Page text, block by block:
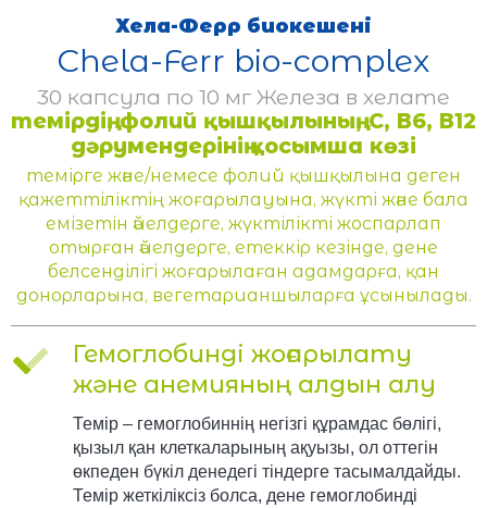
Хела-Ферр биокешені
Chela-Ferr bio-complex
30 капсула по 10 мг Железа в хелате
темірдің, фолий қышқылының, С, В6, В12
дәрумендерінің қосымша көзі
темірге және/немесе фолий қышқылына деген
қажеттіліктің жоғарылауына, жүкті және бала
емізетін әйелдерге, жүктілікті жоспарлап
отырған әйелдерге, етеккір кезінде, дене
белсенділігі жоғарылаған адамдарға, қан
донорларына, вегетарианшыларға ұсынылады.
Гемоглобинді жоғарылату
және анемияның алдын алу
Темір – гемоглобиннің негізгі құрамдас бөлігі,
қызыл қан клеткаларының ақуызы, ол оттегін
өкпеден бүкіл денедегі тіндерге тасымалдайды.
Темір жеткіліксіз болса, дене гемоглобинді